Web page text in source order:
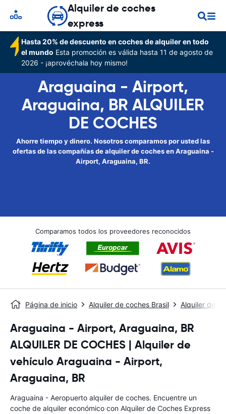
Alquiler de coches
express
Hasta 20% de descuento en coches de alquiler en todo
el mundo Esta promoción es válida hasta 11 de agosto de
2026 - ¡aprovéchala hoy mismo!
Araguaina - Airport,
Araguaina, BR ALQUILER
DE COCHES
Ahorre tiempo y dinero. Nosotros comparamos por usted las
ofertas de las compañías de alquiler de coches en Araguaina -
Airport, Araguaina, BR.
Comparamos todos los proveedores reconocidos
Página de inicio Alquiler de coches Brasil Alquiler de
Araguaina - Airport, Araguaina, BR
ALQUILER DE COCHES | Alquiler de
vehículo Araguaina - Airport,
Araguaina, BR
Araguaina - Aeropuerto alquiler de coches. Encuentre un
coche de alquiler económico con Alquiler de Coches Express